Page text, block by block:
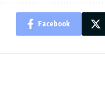
Facebook